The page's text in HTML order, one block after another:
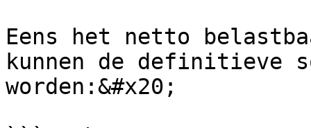
Eens het netto
kunnen de definitieve
worden:&#x20;